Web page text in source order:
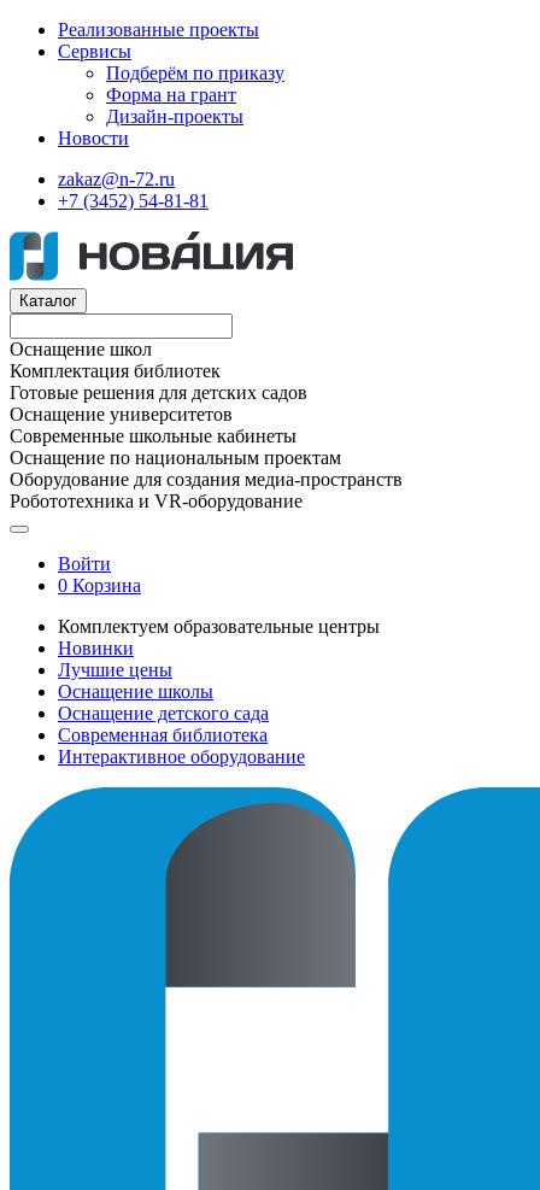
Реализованные проекты
Сервисы
Подберём по приказу
Форма на грант
Дизайн-проекты
Новости
zakaz@n-72.ru
+7 (3452) 54-81-81
Каталог
Оснащение школ
Комплектация библиотек
Готовые решения для детских садов
Оснащение университетов
Современные школьные кабинеты
Оснащение по национальным проектам
Оборудование для создания медиа-пространств
Робототехника и VR-оборудование
Войти
0 Корзина
Комплектуем образовательные центры
Новинки
Лучшие цены
Оснащение школы
Оснащение детского сада
Современная библиотека
Интерактивное оборудование